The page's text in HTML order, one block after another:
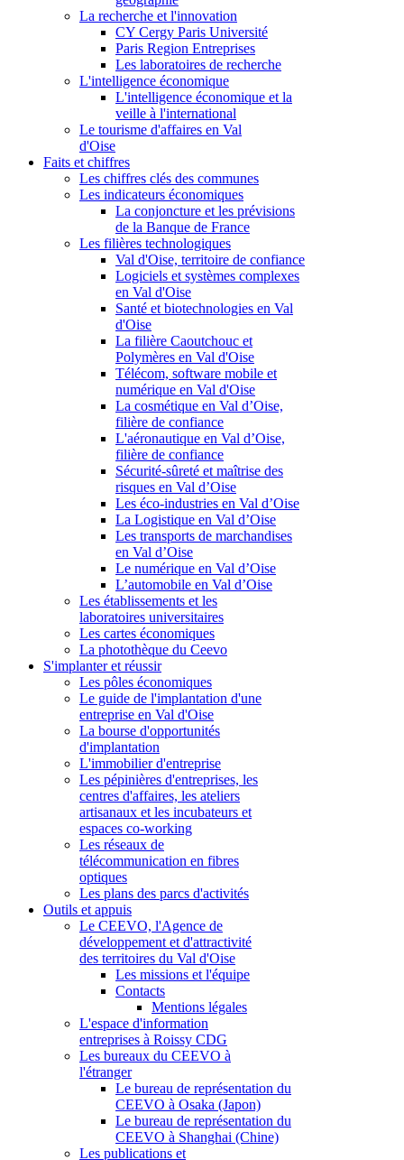
La recherche et l'innovation
CY Cergy Paris Université
Paris Region Entreprises
Les laboratoires de recherche
L'intelligence économique
L'intelligence économique et la
veille à l'international
Le tourisme d'affaires en Val
d'Oise
Faits et chiffres
Les chiffres clés des communes
Les indicateurs économiques
La conjoncture et les prévisions
de la Banque de France
Les filières technologiques
Val d'Oise, territoire de confiance
Logiciels et systèmes complexes
en Val d'Oise
Santé et biotechnologies en Val
d'Oise
La filière Caoutchouc et
Polymères en Val d'Oise
Télécom, software mobile et
numérique en Val d'Oise
La cosmétique en Val d’Oise,
filière de confiance
L'aéronautique en Val d’Oise,
filière de confiance
Sécurité-sûreté et maîtrise des
risques en Val d’Oise
Les éco-industries en Val d’Oise
La Logistique en Val d’Oise
Les transports de marchandises
en Val d’Oise
Le numérique en Val d’Oise
L’automobile en Val d’Oise
Les établissements et les
laboratoires universitaires
Les cartes économiques
La photothèque du Ceevo
S'implanter et réussir
Les pôles économiques
Le guide de l'implantation d'une
entreprise en Val d'Oise
La bourse d'opportunités
d'implantation
L'immobilier d'entreprise
Les pépinières d'entreprises, les
centres d'affaires, les ateliers
artisanaux et les incubateurs et
espaces co-working
Les réseaux de
télécommunication en fibres
optiques
Les plans des parcs d'activités
Outils et appuis
Le CEEVO, l'Agence de
développement et d'attractivité
des territoires du Val d'Oise
Les missions et l'équipe
Contacts
Mentions légales
L'espace d'information
entreprises à Roissy CDG
Les bureaux du CEEVO à
l'étranger
Le bureau de représentation du
CEEVO à Osaka (Japon)
Le bureau de représentation du
CEEVO à Shanghai (Chine)
Les publications et